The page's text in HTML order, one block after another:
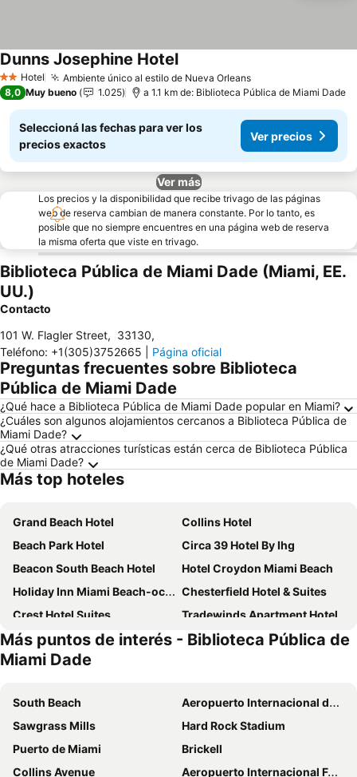
2 Estrellas
Hotel Ambiente único al estilo de Nueva OrleansVer precios
Dunns Josephine HotelVer precios
8,0 Muy bueno 1.025 a 1.1 km de: Biblioteca Pública de Miami Dade
Seleccioná las fechas para ver los
precios exactos
Ver precios
Ver más
Los precios y la disponibilidad que recibe trivago de las páginas
web de reserva cambian de manera constante. Por lo tanto, es
posible que no siempre encuentres en una página web de reserva
la misma oferta que viste en trivago.
Biblioteca Pública de Miami Dade (Miami, EE.
UU.)
Contacto
101 W. Flagler Street, 33130,
Teléfono: +1(305)3752665 Página oficial
Preguntas frecuentes sobre Biblioteca
Pública de Miami Dade
¿Qué hace a Biblioteca Pública de Miami Dade popular en Miami?
¿Cuáles son algunos alojamientos cercanos a Biblioteca Pública de
Miami Dade?
¿Qué otras atracciones turísticas están cerca de Biblioteca Pública
de Miami Dade?
Más top hoteles
Grand Beach Hotel
Collins Hotel
Beach Park Hotel
Circa 39 Hotel By Ihg
Beacon South Beach Hotel
Hotel Croydon Miami Beach
Holiday Inn Miami Beach-oceanfront By Ihg
Chesterfield Hotel & Suites
Crest Hotel Suites
Tradewinds Apartment Hotel
Viajero Miami
Hotel Riu Plaza Miami Beach
Marseilles Beachfront Hotel
Majestic Hotel South Beach
Casa Boutique Hotel
Aqua Hotel & Suites
InterContinental Miami by IHG
Catalina Hotel & Beach Club
La Quinta Inn & Suites by Wyndham Miami Airport East
Más puntos de interés - Biblioteca Pública de
Miami Dade
South Beach
Aeropuerto Internacional de Miami
Sawgrass Mills
Hard Rock Stadium
Puerto de Miami
Brickell
Collins Avenue
Aeropuerto Internacional Fort Lauderdale-Hollywood